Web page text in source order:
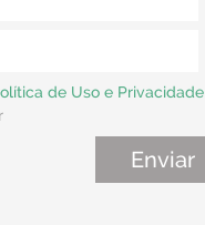
de Uso e Privacidade